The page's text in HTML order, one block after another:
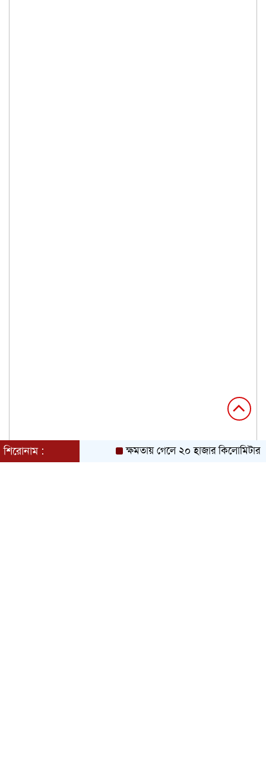
শিরোনাম : ক্ষমতায় গেলে ২০ হাজার কিলোমিটার